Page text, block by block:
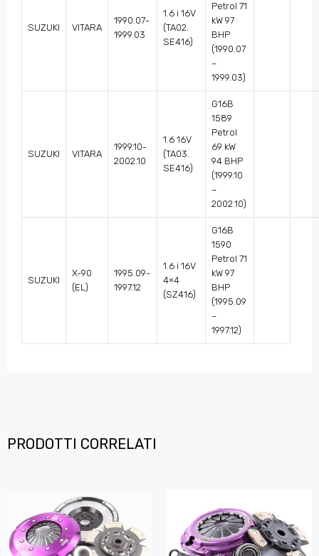
SUZUKI VITARA
1990.07-
1999.03
1.6 i 16V
(TA02.
SE416)
Petrol 71
kW 97
BHP
(1990.07
–
1999.03)
SUZUKI VITARA
1999.10-
2002.10
1.6 16V
(TA03.
SE416)
G16B
1589
Petrol
69 kW
94 BHP
(1999.10
–
2002.10)
SUZUKI
X-90
(EL)
1995.09-
1997.12
1.6 i 16V
4×4
(SZ416)
G16B
1590
Petrol 71
kW 97
BHP
(1995.09
–
1997.12)
PRODOTTI CORRELATI